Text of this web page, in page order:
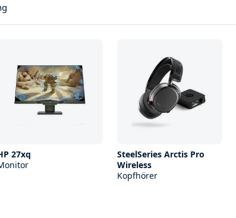
27xq
SteelSeries Arctis Pro
Wireless
Kopfhörer